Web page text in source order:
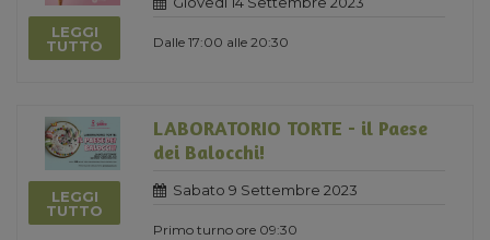
LEGGI
TUTTO
Dalle 17:00 alle 20:30
LEGGI
TUTTO
LABORATORIO TORTE - il Paese
dei Balocchi!
Sabato 9 Settembre 2023
Primo turno ore 09:30